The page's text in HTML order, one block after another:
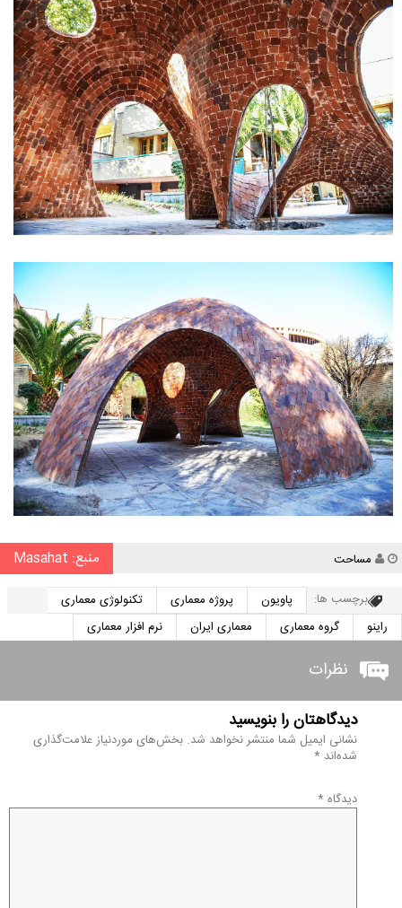
نویسنده
مساحت منبع: Masahat
برچسب ها: پاویون پروژه معماری
تکنولوژی معماری
راینو
گروه معماری معماری ایران نرم افزار معماری
نظرات
دیدگاهتان را بنویسید
نشانی ایمیل شما منتشر نخواهد شد. بخش‌های موردنیاز علامت‌گذاری
شده‌اند *
دیدگاه *